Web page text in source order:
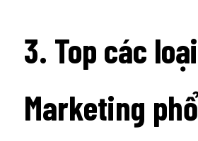
3. Top các
Marketing